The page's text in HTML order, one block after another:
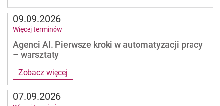
Zobacz więcej
Agenci AI. Pierwsze kroki w automatyzacji pracy
– warsztaty
09.09.2026
Więcej terminów
07.09.2026